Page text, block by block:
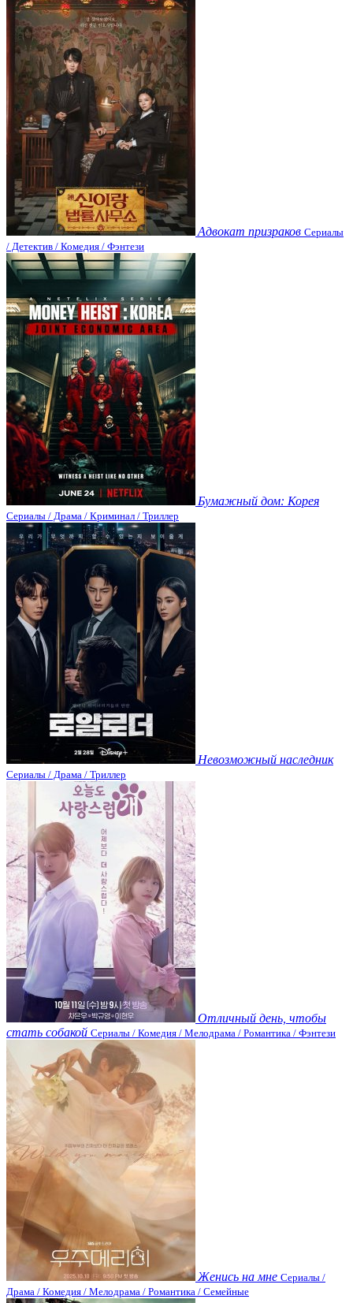
Адвокат призраков Сериалы
/ Детектив / Комедия / Фэнтези
Бумажный дом: Корея
Сериалы / Драма / Криминал / Триллер
Невозможный наследник
Сериалы / Драма / Триллер
Отличный день, чтобы
стать собакой Сериалы / Комедия / Мелодрама / Романтика / Фэнтези
Женись на мне Сериалы /
Драма / Комедия / Мелодрама / Романтика / Семейные